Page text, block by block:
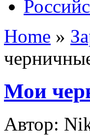
Home »
Мои
Автор: